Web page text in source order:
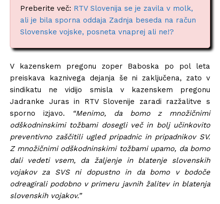
Preberite več: RTV Slovenija se je zavila v molk,
ali je bila sporna oddaja Zadnja beseda na račun
Slovenske vojske, posneta vnaprej ali ne!?
V kazenskem pregonu zoper Baboska po pol leta
preiskava kaznivega dejanja še ni zaključena, zato v
sindikatu ne vidijo smisla v kazenskem pregonu
Jadranke Juras in RTV Slovenije zaradi razžalitve s
sporno izjavo. “Menimo, da bomo z množičnimi
odškodninskimi tožbami dosegli več in bolj učinkovito
preventivno zaščitili ugled pripadnic in pripadnikov SV.
Z množičnimi odškodninskimi tožbami upamo, da bomo
dali vedeti vsem, da žaljenje in blatenje slovenskih
vojakov za SVS ni dopustno in da bomo v bodoče
odreagirali podobno v primeru javnih žalitev in blatenja
slovenskih vojakov.”